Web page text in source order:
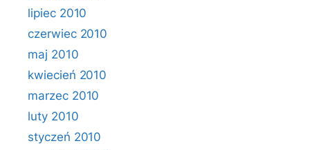
lipiec 2010
czerwiec 2010
maj 2010
kwiecień 2010
marzec 2010
luty 2010
styczeń 2010